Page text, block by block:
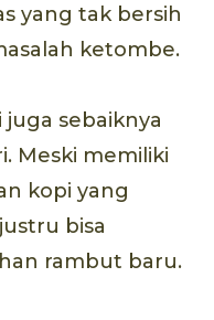
yang tak bersih
ketombe.
juga sebaiknya
Meski memiliki
kopi yang
bisa
rambut baru.